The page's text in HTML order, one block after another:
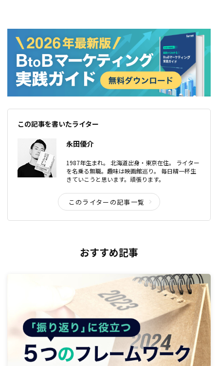
この記事を書いたライター
永田優介
1987年生まれ。 北海道出身・東京在住。 ライター
を名乗る無職。趣味は映画館巡り。 毎日精一杯生
きていこうと思います。頑張ります。
このライターの記事一覧
おすすめ記事